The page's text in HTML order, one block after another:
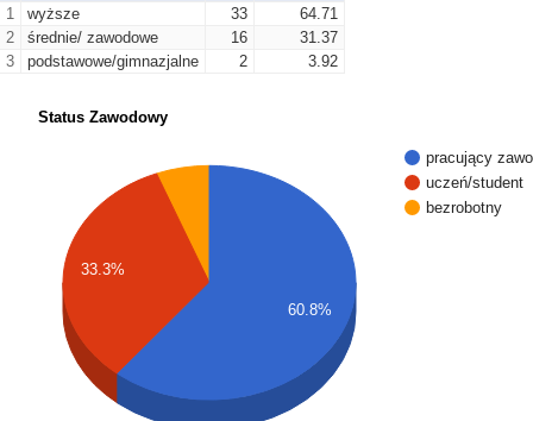
1
wyższe 33
64.71
2
średnie/ zawodowe 16
31.37
3
podstawowe/gimnazjalne 2 3.92
Status Zawodowy
pracujący
uczeń/student
bezrobotny
33.3%
60.8%